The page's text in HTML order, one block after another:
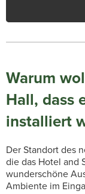
Warum
Hall, dass
installiert
Der Standort des
die das Hotel and
wunderschöne
Ambiente im